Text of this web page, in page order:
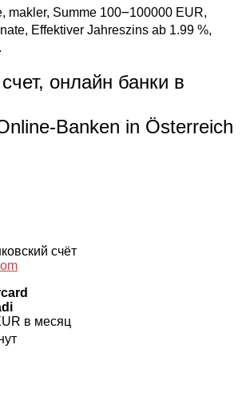
makler, Summe 100౼100000 EUR,
Effektiver Jahreszins ab 1.99 %,
онлайн банки в
Banken in Österreich
счёт
в месяц